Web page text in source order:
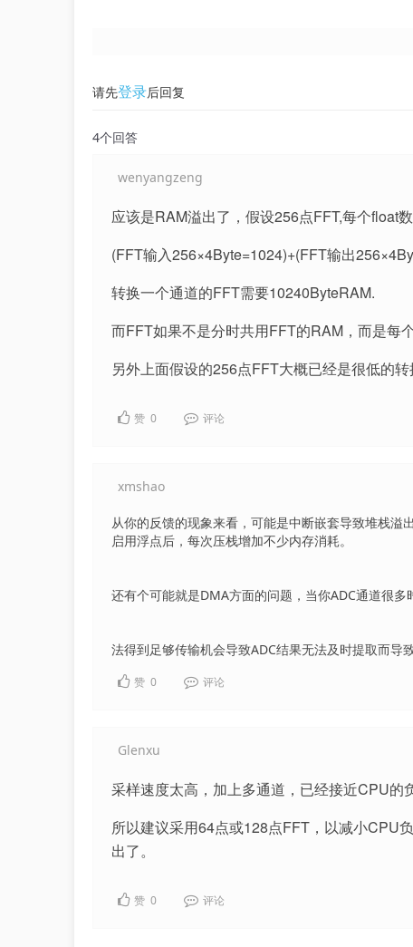
请先登录后回复
4个回答
wenyangzeng
应该是RAM溢出了，假设256点FFT,每个float
(FFT输入256×4Byte=1024)+(FFT输出
转换一个通道的FFT需要10240ByteRAM.
而FFT如果不是分时共用FFT的RAM，而是每
另外上面假设的256点FFT大概已经是很低的
赞 0 评论
xmshao
从你的反馈的现象来看，可能是中断嵌套导致堆栈溢
启用浮点后，每次压栈增加不少内存消耗。
还有个可能就是DMA方面的问题，当你ADC通道很
法得到足够传输机会导致ADC结果无法及时提取而导
赞 0 评论
Glenxu
采样速度太高，加上多通道，已经接近CPU的
所以建议采用64点或128点FFT，以减小CPU
出了。
赞 0 评论